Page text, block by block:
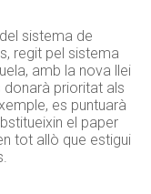
sistema de
regit pel sistema
amb la nova llei
prioritat als
es puntuarà
el paper
tot allò que estigui